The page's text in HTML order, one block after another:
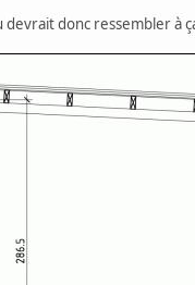
devrait donc ressembler à